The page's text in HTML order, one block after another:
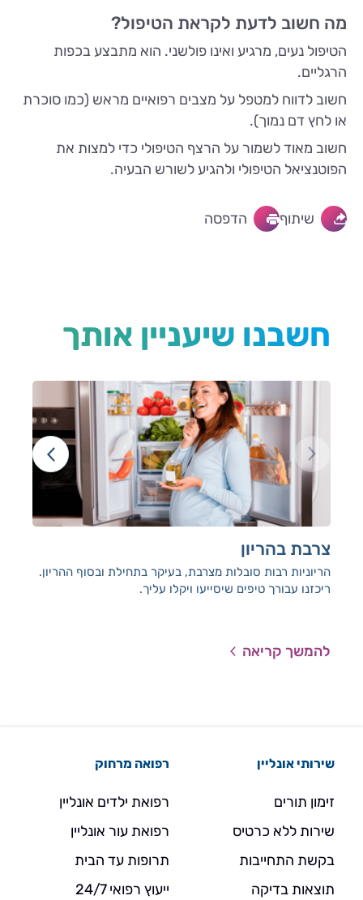
מה חשוב לדעת לקראת הטיפול?
הטיפול נעים, מרגיע ואינו פולשני. הוא מתבצע בכפות
הרגליים.
חשוב לדווח למטפל על מצבים רפואיים מראש (כמו סוכרת
או לחץ דם נמוך).
חשוב מאוד לשמור על הרצף הטיפולי כדי למצות את
הפוטנציאל הטיפולי ולהגיע לשורש הבעיה.
שיתוף הדפסה
חשבנו שיעניין אותך
צרבת בהריון
הריוניות רבות סובלות מצרבת, בעיקר בתחילת ובסוף ההריון.
ריכזנו עבורך טיפים שיסייעו ויקלו עליך.
להמשך קריאה
שירותי אונליין
זימון תורים
שירות ללא כרטיס
בקשת התחייבות
תוצאות בדיקה
רפואה מרחוק
רפואת ילדים אונליין
רפואת עור אונליין
תרופות עד הבית
ייעוץ רפואי 24/7